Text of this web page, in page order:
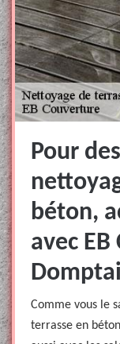
Pour
béton,
avec
Comme vous le
terrasse en